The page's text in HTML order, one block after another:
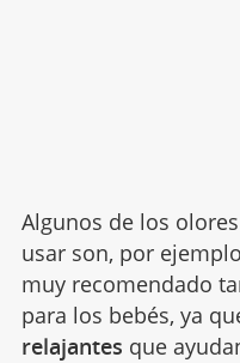
Algunos de los
usar son, por
muy recomendado
para los bebés, ya
relajantes que